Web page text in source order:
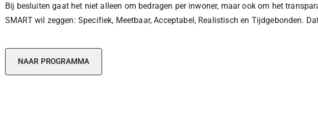
Bij besluiten gaat het niet alleen om bedragen per inwoner, maar ook om het
SMART wil zeggen: Specifiek, Meetbaar, Acceptabel, Realistisch en Tijdgebonden.
NAAR PROGRAMMA